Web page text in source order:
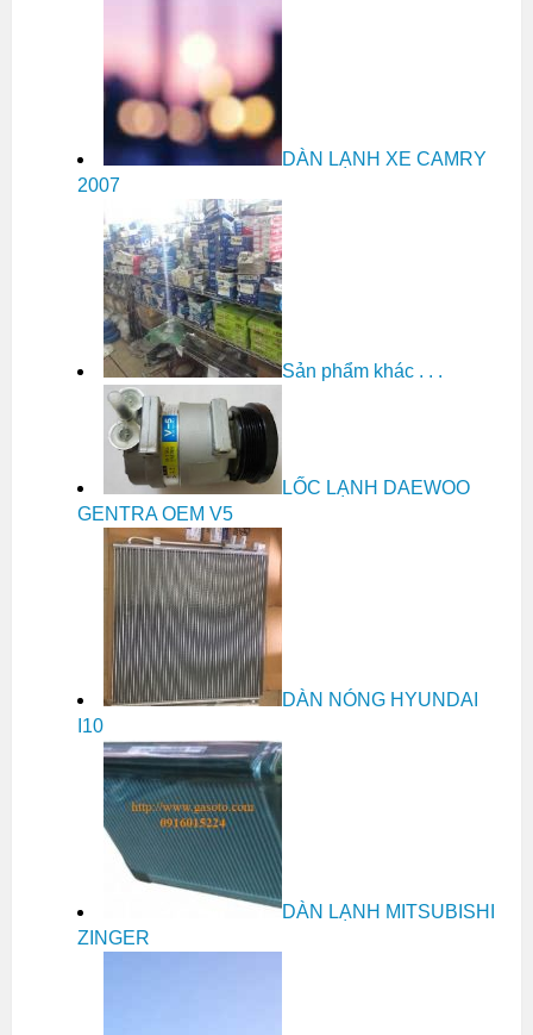
DÀN LẠNH XE CAMRY
2007
Sản phẩm khác . . .
LỐC LẠNH DAEWOO
GENTRA OEM V5
DÀN NÓNG HYUNDAI
I10
DÀN LẠNH MITSUBISHI
ZINGER